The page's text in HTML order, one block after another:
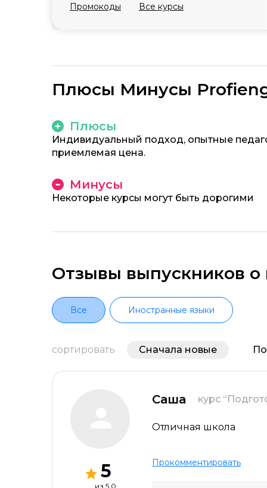
Промокоды Все курсы
Плюсы Минусы
Плюсы
Индивидуальный подход, опытные
приемлемая цена.
Минусы
Некоторые курсы могут быть дорогими
Отзывы выпускников о
Все Иностранные языки
сортировать Сначала новые
5
из 5.0
Саша курс
Отличная школа
Прокомментировать
Название курса *